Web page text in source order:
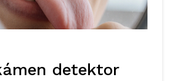
detektor